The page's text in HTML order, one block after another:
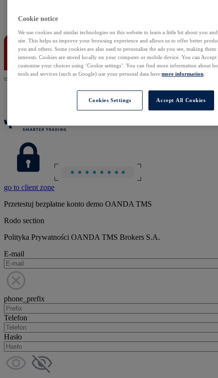
Kontakt
go to client zone
Przetestuj bezpłatne konto demo OANDA TMS
Rodo section
Polityka Prywatności OANDA TMS Brokers S.A.
E-mail
phone_prefix
Telefon
Hasło
Cookie notice
We use cookies and similar technologies on this website to learn a little bit about you
site. This helps us improve your browsing experience and allows us to offer better
you and others. Some cookies are also used to personalise the ads you see, making
interests. Cookies are stored locally on your computer or mobile device. You can
customise your choices using ‘Cookie settings’. You can find more information about
tools and services (such as Google) use your personal data here:more information
Cookies Settings Accept All Cookies